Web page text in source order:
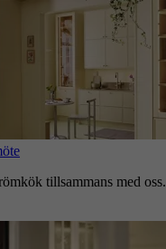
tillsammans med oss.